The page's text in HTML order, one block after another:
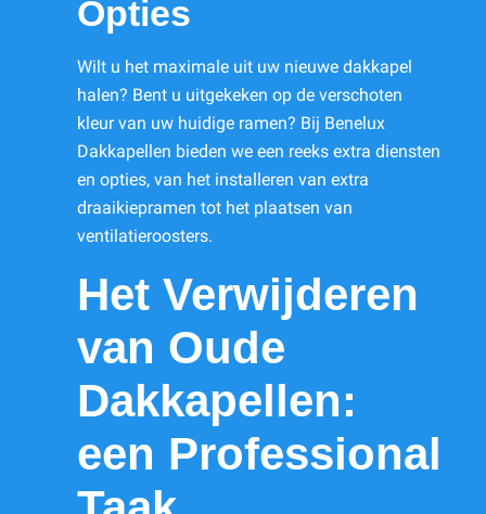
Opties
Wilt u het maximale uit uw nieuwe dakkapel
halen? Bent u uitgekeken op de verschoten
kleur van uw huidige ramen? Bij Benelux
Dakkapellen bieden we een reeks extra diensten
en opties, van het installeren van extra
draaikiepramen tot het plaatsen van
ventilatieroosters.
Het Verwijderen
van Oude
Dakkapellen:
een Professional